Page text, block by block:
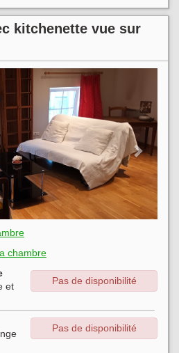
kitchenette vue sur
chambre
et
Pas de disponibilité
Pas de disponibilité